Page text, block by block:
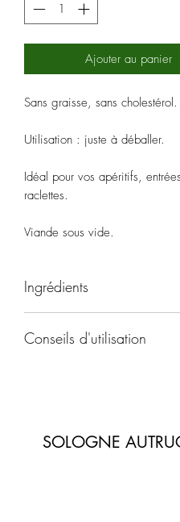
Ajouter au panier
Sans graisse, sans cholestérol.
Utilisation : juste à déballer.
Idéal pour vos apéritifs,
raclettes.
Viande sous vide.
Ingrédients
Dextrose, Sucre, Poivre,
Conseils d'utilisation
SOLOGNE